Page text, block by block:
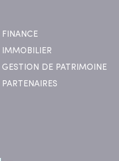
FINANCE
IMMOBILIER
GESTION DE PATRIMOINE
PARTENAIRES